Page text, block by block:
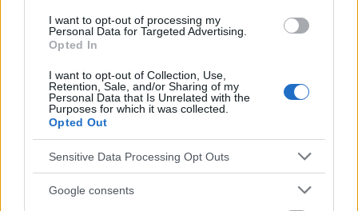
I want to opt-out of processing my
Personal Data for Targeted Advertising.
Opted In
I want to opt-out of Collection, Use,
Retention, Sale, and/or Sharing of my
Personal Data that Is Unrelated with the
Purposes for which it was collected.
Opted Out
Sensitive Data Processing Opt Outs
Google consents
polskim
Die Inhalte und Materialien auf dieser Website dienen nur zu
Bildungs- und Informationszwecken. Der Herausgeber und die
Redaktion der Website sind nicht für die Ergebnisse ihrer
Anwendung verantwortlich. Bevor Sie Ratschläge oder Tipps auf
der Website verwenden, ist es unbedingt erforderlich, einen Arzt
zu konsultieren.